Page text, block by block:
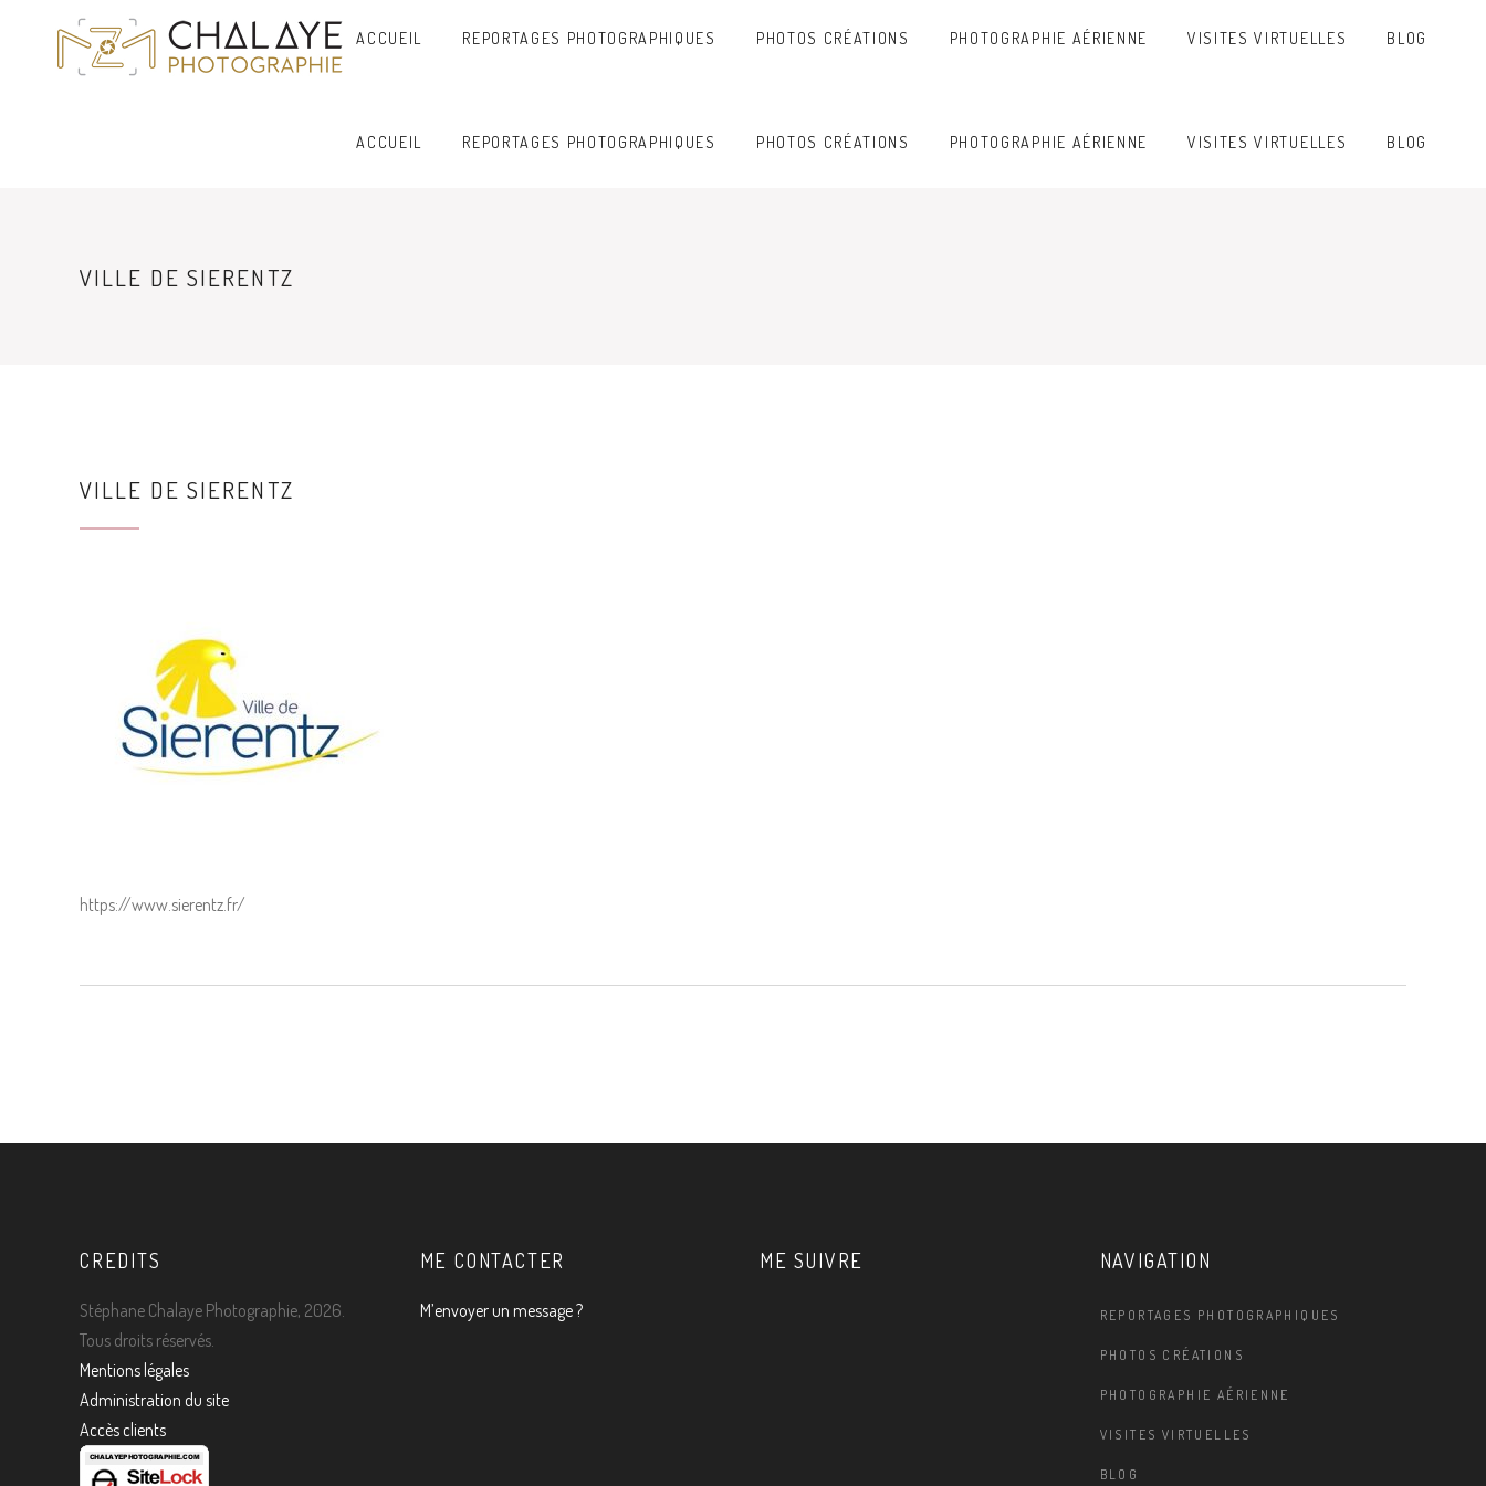
ACCUEIL REPORTAGES PHOTOGRAPHIQUES PHOTOS CRÉATIONS PHOTOGRAPHIE AÉRIENNE VISITES VIRTUELLES BLOG
ACCUEIL REPORTAGES PHOTOGRAPHIQUES PHOTOS CRÉATIONS PHOTOGRAPHIE AÉRIENNE VISITES VIRTUELLES BLOG
VILLE DE SIERENTZ
VILLE DE SIERENTZ
https://www.sierentz.fr/
CREDITS
Stéphane Chalaye Photographie, 2026.
Tous droits réservés.
Mentions légales
Administration du site
Accès clients
ME CONTACTER
M’envoyer un message ?
ME SUIVRE NAVIGATION
REPORTAGES PHOTOGRAPHIQUES
PHOTOS CRÉATIONS
PHOTOGRAPHIE AÉRIENNE
VISITES VIRTUELLES
BLOG